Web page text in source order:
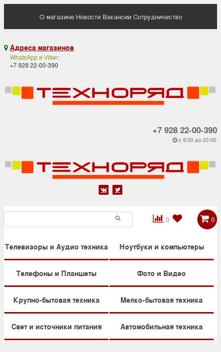
О магазине Новости Вакансии Сотрудничество
 Адреса магазинов
WhatsApp и Viber:
+7 928 22-00-390
+7 928 22-00-390
 c 9:00 до 20:00
 
0

 0
Телевизоры и Аудио техника Ноутбуки и компьютеры
Телефоны и Планшеты Фото и Видео
Крупно-бытовая техника Мелко-бытовая техника
Свет и источники питания Автомобильная техника